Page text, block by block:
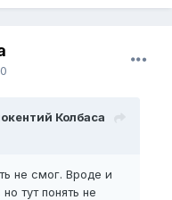
Колбаса
не смог. Вроде и
тут понять не